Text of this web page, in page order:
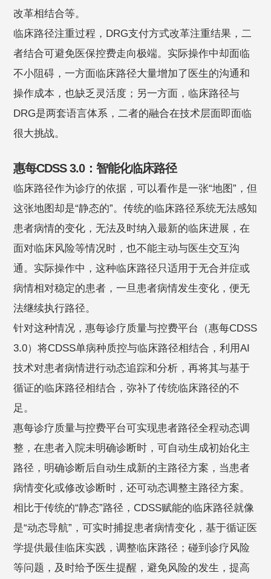
改革相结合等。
临床路径注重过程，DRG支付方式改革注重结果，二
者结合可避免医保控费走向极端。实际操作中却面临
不小阻碍，一方面临床路径大量增加了医生的沟通和
操作成本，也缺乏灵活度；另一方面，临床路径与
DRG是两套语言体系，二者的融合在技术层面即面临
很大挑战。
惠每CDSS 3.0：智能化临床路径
临床路径作为诊疗的依据，可以看作是一张“地图”，但
这张地图却是“静态的”。传统的临床路径系统无法感知
患者病情的变化，无法及时纳入最新的临床进展，在
面对临床风险等情况时，也不能主动与医生交互沟
通。实际操作中，这种临床路径只适用于无合并症或
病情相对稳定的患者，一旦患者病情发生变化，便无
法继续执行路径。
针对这种情况，惠每诊疗质量与控费平台（惠每CDSS
3.0）将CDSS单病种质控与临床路径相结合，利用AI
技术对患者病情进行动态追踪和分析，再将其与基于
循证的临床路径相结合，弥补了传统临床路径的不
足。
惠每诊疗质量与控费平台可实现患者路径全程动态调
整，在患者入院未明确诊断时，可自动生成初始化主
路径，明确诊断后自动生成新的主路径方案，当患者
病情变化或修改诊断时，还可动态调整主路径方案。
相比于传统的“静态”路径，CDSS赋能的临床路径就像
是“动态导航”，可实时捕捉患者病情变化，基于循证医
学提供最佳临床实践，调整临床路径；碰到诊疗风险
等问题，及时给予医生提醒，避免风险的发生，提高